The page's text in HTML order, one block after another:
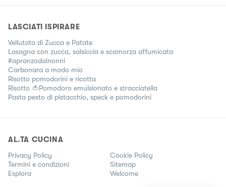
LASCIATI ISPIRARE
Vellutata di Zucca e Patate
Lasagna con zucca, salsiccia e scamorza affumicata
#apranzodainonni
Carbonara a modo mio
Risotto pomodorini e ricotta
Risotto 🍅Pomodoro emulsionato e stracciatella
Pasta pesto di pistacchio, speck e pomodorini
AL.TA CUCINA
Privacy Policy
Cookie Policy
Termini e condizioni
Sitemap
Esplora
Welcome